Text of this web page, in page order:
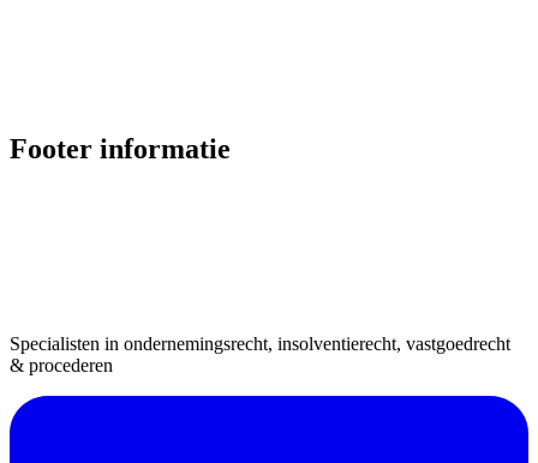
Footer informatie
Specialisten in ondernemingsrecht, insolventierecht, vastgoedrecht
& procederen